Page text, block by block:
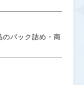
のパック詰め・商